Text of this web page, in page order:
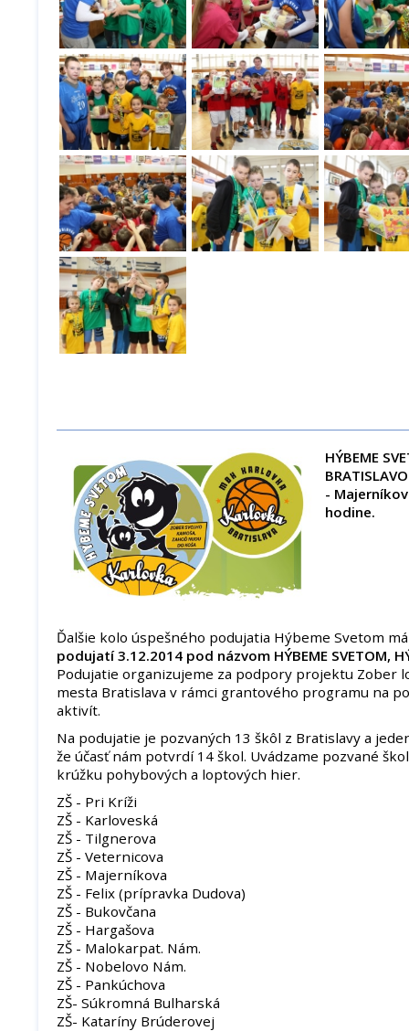
HÝBEME
-
hodine.
Ďalšie kolo úspešného podujatia Hýbeme Svetom
podujatí 3.12.2014 pod názvom HÝBEME SVETOM,
Podujatie organizujeme za podpory projektu Zober
mesta Bratislava v rámci grantového programu na
aktivít.
Na podujatie je pozvaných 13 škôl z Bratislavy a
že účasť nám potvrdí 14 škol. Uvádzame pozvané
krúžku pohybových a loptových hier.
ZŠ - Pri Kríži
ZŠ - Karloveská
ZŠ - Tilgnerova
ZŠ - Veternicova
ZŠ - Majerníkova
ZŠ - Felix (prípravka Dudova)
ZŠ - Bukovčana
ZŠ - Hargašova
ZŠ - Malokarpat. Nám.
ZŠ - Nobelovo Nám.
ZŠ - Pankúchova
ZŠ- Súkromná Bulharská
ZŠ- Kataríny Brúderovej